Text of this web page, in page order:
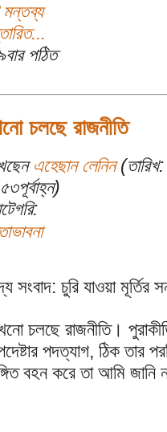
মন্তব্য
পঠিত
চলছে রাজনীতি
এহেছান লেনিন
সংবাদ: চুরি যাওয়া মূর্তির
চলছে রাজনীতি।
পদত্যাগ, ঠিক তার
বহন করে তা আমি